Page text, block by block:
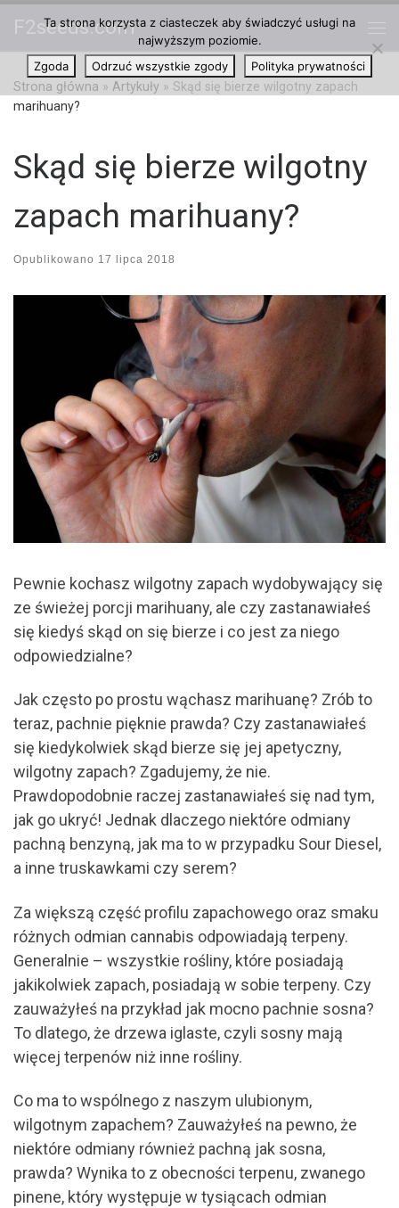
Przejdź do treści
F2seeds.com
Strona główna » Artykuły » Skąd się bierze wilgotny zapach
marihuany?
Skąd się bierze wilgotny
zapach marihuany?
Opublikowano 17 lipca 2018
Pewnie kochasz wilgotny zapach wydobywający się
ze świeżej porcji marihuany, ale czy zastanawiałeś
się kiedyś skąd on się bierze i co jest za niego
odpowiedzialne?
Jak często po prostu wąchasz marihuanę? Zrób to
teraz, pachnie pięknie prawda? Czy zastanawiałeś
się kiedykolwiek skąd bierze się jej apetyczny,
wilgotny zapach? Zgadujemy, że nie.
Prawdopodobnie raczej zastanawiałeś się nad tym,
jak go ukryć! Jednak dlaczego niektóre odmiany
pachną benzyną, jak ma to w przypadku Sour Diesel,
a inne truskawkami czy serem?
Za większą część profilu zapachowego oraz smaku
różnych odmian cannabis odpowiadają terpeny.
Generalnie – wszystkie rośliny, które posiadają
jakikolwiek zapach, posiadają w sobie terpeny. Czy
zauważyłeś na przykład jak mocno pachnie sosna?
To dlatego, że drzewa iglaste, czyli sosny mają
więcej terpenów niż inne rośliny.
Co ma to wspólnego z naszym ulubionym,
wilgotnym zapachem? Zauważyłeś na pewno, że
niektóre odmiany również pachną jak sosna,
prawda? Wynika to z obecności terpenu, zwanego
pinene, który występuje w tysiącach odmian
Ta strona korzysta z ciasteczek aby świadczyć usługi na
najwyższym poziomie.
Zgoda
Odrzuć wszystkie zgody Polityka prywatności